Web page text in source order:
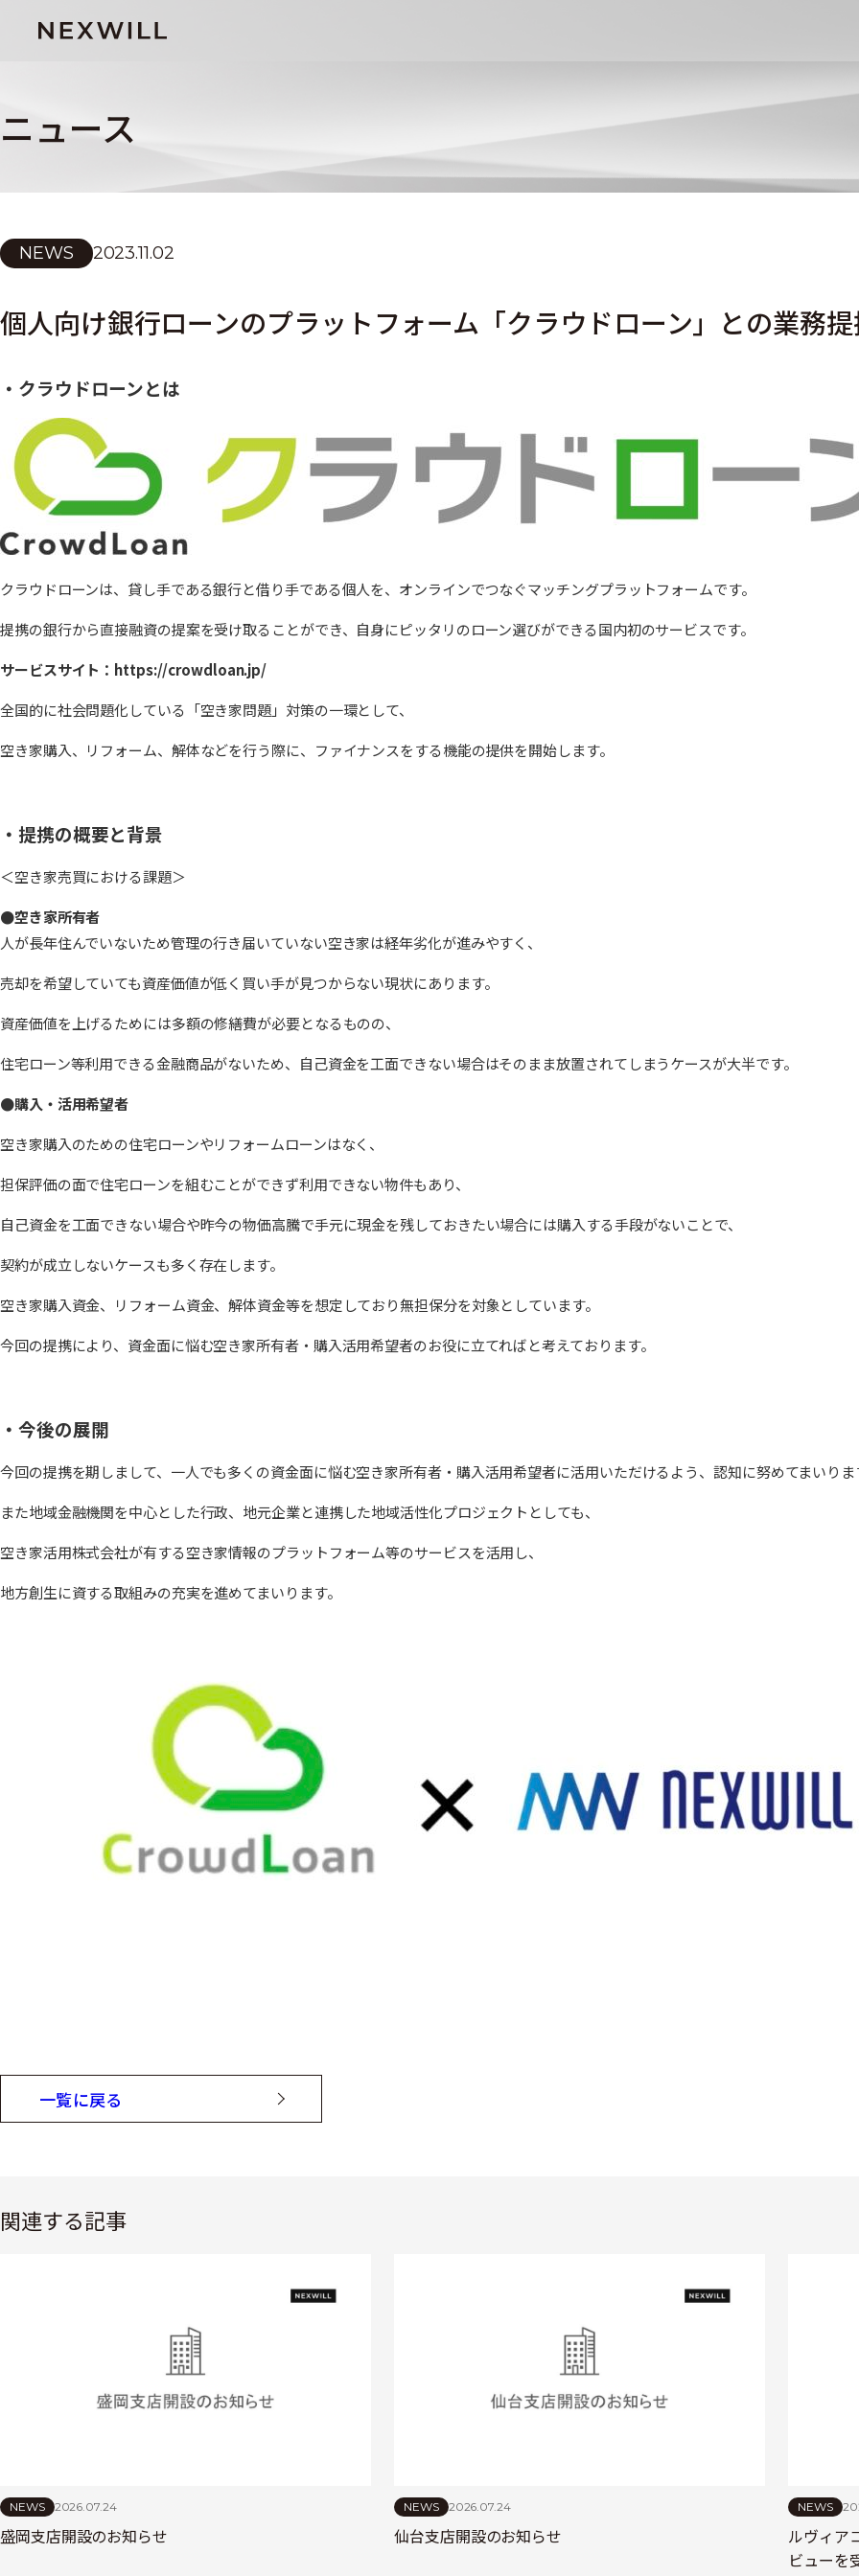
ニュース
NEWS 2023.11.02
個人向け銀行ローンのプラットフォーム「クラウドローン」との業務
・クラウドローンとは
クラウドローンは、貸し手である銀行と借り手である個人を、オンラインでつなぐマッチングプラットフォームです。
提携の銀行から直接融資の提案を受け取ることができ、自身にピッタリのローン選びができる国内初のサービスです。
サービスサイト：https://crowdloan.jp/
全国的に社会問題化している「空き家問題」対策の一環として、
空き家購入、リフォーム、解体などを行う際に、ファイナンスをする機能の提供を開始します。
・提携の概要と背景
＜空き家売買における課題＞
●空き家所有者
人が長年住んでいないため管理の行き届いていない空き家は経年劣化が進みやすく、
売却を希望していても資産価値が低く買い手が見つからない現状にあります。
資産価値を上げるためには多額の修繕費が必要となるものの、
住宅ローン等利用できる金融商品がないため、自己資金を工面できない場合はそのまま放置されてしまうケースが大半です。
●購入・活用希望者
空き家購入のための住宅ローンやリフォームローンはなく、
担保評価の面で住宅ローンを組むことができず利用できない物件もあり、
自己資金を工面できない場合や昨今の物価高騰で手元に現金を残しておきたい場合には購入する手段がないことで、
契約が成立しないケースも多く存在します。
空き家購入資金、リフォーム資金、解体資金等を想定しており無担保分を対象としています。
今回の提携により、資金面に悩む空き家所有者・購入活用希望者のお役に立てればと考えております。
・今後の展開
今回の提携を期しまして、一人でも多くの資金面に悩む空き家所有者・購入活用希望者に活用いただけるよう、認知に努めてまいりま
また地域金融機関を中心とした行政、地元企業と連携した地域活性化プロジェクトとしても、
空き家活用株式会社が有する空き家情報のプラットフォーム等のサービスを活用し、
地方創生に資する取組みの充実を進めてまいります。
一覧に戻る
関連する記事
NEWS 2026.07.24
盛岡支店開設のお知らせ
NEWS 2026.07.24
仙台支店開設のお知らせ
NEWS
ルヴィア
ビューを